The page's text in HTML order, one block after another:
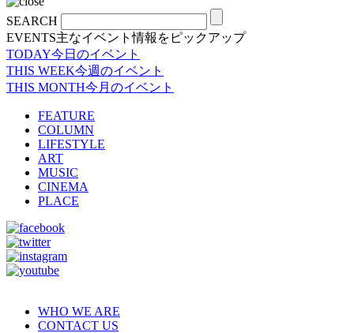
SEARCH
EVENTS主なイベント情報をピックアップ
TODAY今日のイベント
THIS WEEK今週のイベント
THIS MONTH今月のイベント
FEATURE
COLUMN
LIFESTYLE
ART
MUSIC
CINEMA
PLACE
WHO WE ARE
CONTACT US